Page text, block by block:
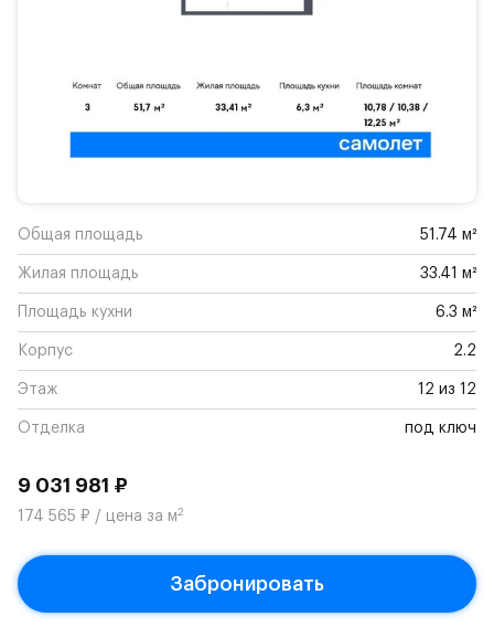
Общая площадь 51.74 м²
Жилая площадь 33.41 м²
Площадь кухни 6.3 м²
Корпус 2.2
Этаж 12 из 12
Отделка под ключ
9 031 981 ₽
174 565 ₽ / цена за м2
Забронировать